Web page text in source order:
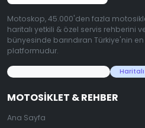
Motoskop, 45.000'den fazla
haritalı yetkili & özel servis rehberini
bünyesinde barındıran Türkiye'nin
platformudur.
MOTOSIKLET & REHBER
Ana Sayfa